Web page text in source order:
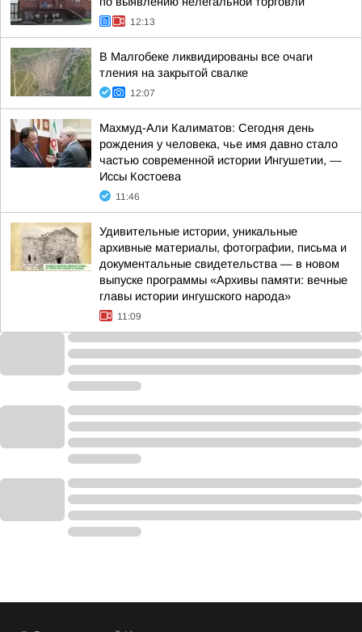
12:13
В Малгобеке ликвидированы все очаги
тления на закрытой свалке
12:07
Махмуд-Али Калиматов: Сегодня день
рождения у человека, чье имя давно стало
частью современной истории Ингушетии, —
Иссы Костоева
11:46
Удивительные истории, уникальные
архивные материалы, фотографии, письма и
документальные свидетельства — в новом
выпуске программы «Архивы памяти: вечные
главы истории ингушского народа»
11:09